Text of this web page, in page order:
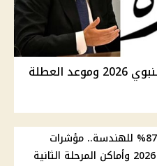
موقف ترحيل إجازة المولد النبوي 2026 وموعد العطلة
92.8% للطب و87.9% للهندسة.. مؤشرات